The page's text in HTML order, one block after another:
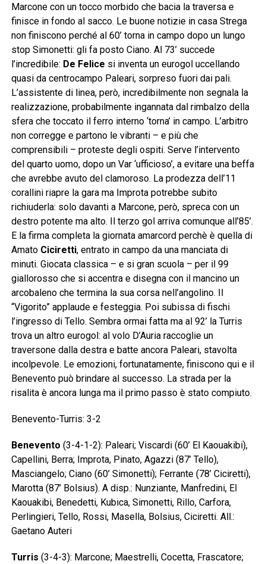
Marcone con un tocco morbido che bacia la traversa e
finisce in fondo al sacco. Le buone notizie in casa Strega
non finiscono perché al 60’ torna in campo dopo un lungo
stop Simonetti: gli fa posto Ciano. Al 73’ succede
l’incredibile: De Felice si inventa un eurogol uccellando
quasi da centrocampo Paleari, sorpreso fuori dai pali.
L’assistente di linea, però, incredibilmente non segnala la
realizzazione, probabilmente ingannata dal rimbalzo della
sfera che toccato il ferro interno ‘torna’ in campo. L’arbitro
non corregge e partono le vibranti – e più che
comprensibili – proteste degli ospiti. Serve l’intervento
del quarto uomo, dopo un Var ‘ufficioso’, a evitare una beffa
che avrebbe avuto del clamoroso. La prodezza dell’11
corallini riapre la gara ma Improta potrebbe subito
richiuderla: solo davanti a Marcone, però, spreca con un
destro potente ma alto. Il terzo gol arriva comunque all’85’.
E la firma completa la giornata amarcord perchè è quella di
Amato Ciciretti, entrato in campo da una manciata di
minuti. Giocata classica – e si gran scuola – per il 99
giallorosso che si accentra e disegna con il mancino un
arcobaleno che termina la sua corsa nell’angolino. Il
“Vigorito” applaude e festeggia. Poi subissa di fischi
l’ingresso di Tello. Sembra ormai fatta ma al 92’ la Turris
trova un altro eurogol: al volo D’Auria raccoglie un
traversone dalla destra e batte ancora Paleari, stavolta
incolpevole. Le emozioni, fortunatamente, finiscono qui e il
Benevento può brindare al successo. La strada per la
risalita è ancora lunga ma il primo passo è stato compiuto.
Benevento-Turris: 3-2
Benevento (3-4-1-2): Paleari; Viscardi (60’ El Kaouakibi),
Capellini, Berra; Improta, Pinato, Agazzi (87’ Tello),
Masciangelo; Ciano (60’ Simonetti); Ferrante (78’ Ciciretti),
Marotta (87’ Bolsius). A disp.: Nunziante, Manfredini, El
Kaouakibi, Benedetti, Kubica, Simonetti, Rillo, Carfora,
Perlingieri, Tello, Rossi, Masella, Bolsius, Ciciretti. All.:
Gaetano Auteri
Turris (3-4-3): Marcone; Maestrelli, Cocetta, Frascatore;